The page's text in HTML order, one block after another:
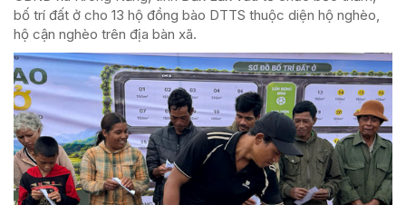
bố trí đất ở cho 13 hộ đồng bào DTTS thuộc diện hộ nghèo,
hộ cận nghèo trên địa bàn xã.